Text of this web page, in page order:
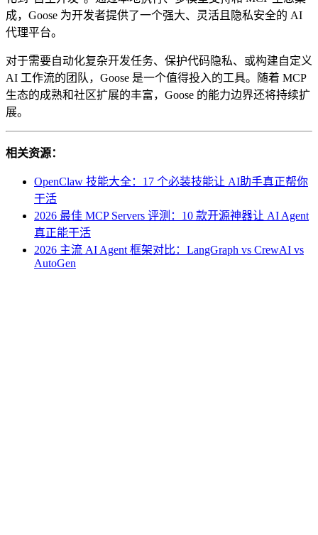
成，Goose 为开发者提供了一个强大、灵活且隐私安全的 AI
代理平台。
对于需要自动化复杂开发任务、保护代码隐私、或构建自定义
AI 工作流的团队，Goose 是一个值得投入的工具。随着 MCP
生态的成熟和社区扩展的丰富，Goose 的能力边界还将持续扩
展。
相关资源：
OpenClaw 技能大全：17 个必装技能让 AI助手真正帮你
干活
2026 最佳 MCP Servers 评测：10 款开源神器让 AI Agent
真正能干活
2026 主流 AI Agent 框架对比：LangGraph vs CrewAI vs
AutoGen